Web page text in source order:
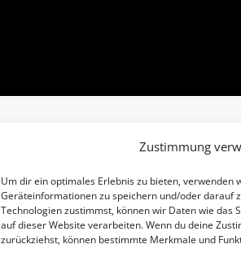
Zustimmung
Um dir ein optimales Erlebnis zu bieten, verwenden
Geräteinformationen zu speichern und/oder darauf
Technologien zustimmst, können wir Daten wie das
auf dieser Website verarbeiten. Wenn du deine
zurückziehst, können bestimmte Merkmale und